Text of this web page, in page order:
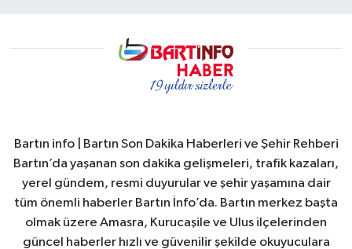
Bartın info | Bartın Son Dakika Haberleri ve Şehir Rehberi
Bartın’da yaşanan son dakika gelişmeleri, trafik kazaları,
yerel gündem, resmi duyurular ve şehir yaşamına dair
tüm önemli haberler Bartın İnfo’da. Bartın merkez başta
olmak üzere Amasra, Kurucaşile ve Ulus ilçelerinden
güncel haberler hızlı ve güvenilir şekilde okuyuculara